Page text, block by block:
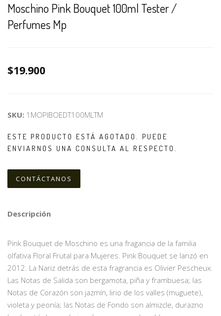
Moschino Pink Bouquet 100ml Tester /
Perfumes Mp
$19.900
SKU: 1MOPIBOEDT100MLTM
ESTE PRODUCTO ESTÁ AGOTADO. PUEDE
ENVIARNOS UNA CONSULTA AL RESPECTO.
CONTÁCTANOS
Descripción
Pink Bouquet de Moschino es una fragancia de la familia
olfativa Floral Frutal para Mujeres. Pink Bouquet se lanzó en
2012. La Nariz detrás de esta fragrancia es Olivier Pescheux.
Las Notas de Salida son bergamota, piña y frambuesa; las
Notas de Corazón son jazmín, lirio de los valles (muguete),
violeta y peonía; las Notas de Fondo son almizcle, durazno